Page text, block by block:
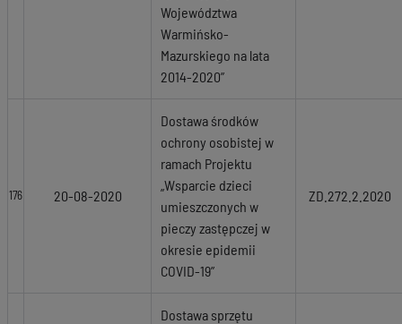
Województwa
Warmińsko-
Mazurskiego na lata
2014-2020”
176 20-08-2020
Dostawa środków
ochrony osobistej w
ramach Projektu
„Wsparcie dzieci
umieszczonych w
pieczy zastępczej w
okresie epidemii
COVID-19”
ZD.272.2.2020
Dostawa sprzętu